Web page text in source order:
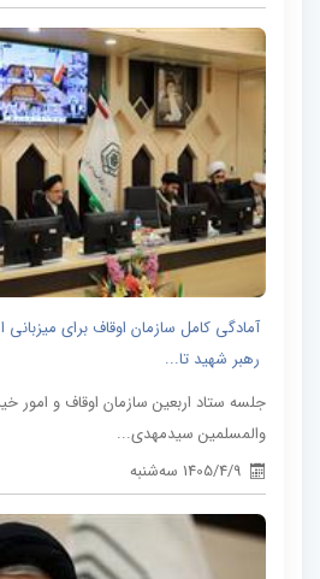
آمادگی کامل سازمان اوقاف برای میزبانی
رهبر شهید تا...
جلسه ستاد اربعین سازمان اوقاف و امور
والمسلمین سیدمهدی...
1405/4/9 سه‌شنبه